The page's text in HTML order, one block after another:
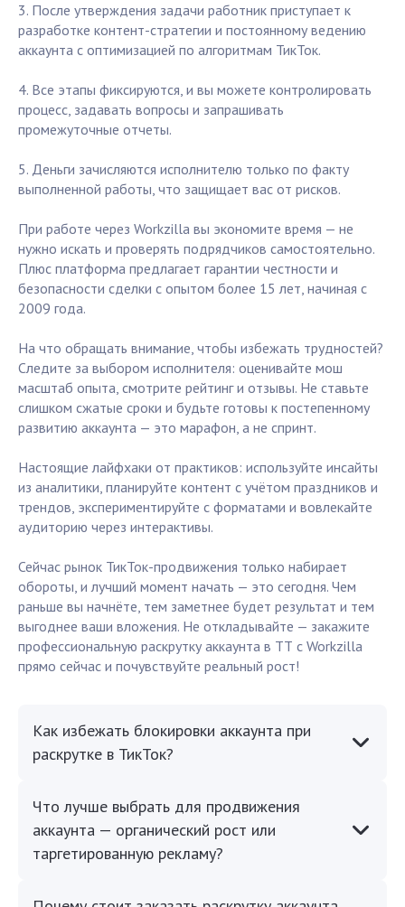
3. После утверждения задачи работник приступает к
разработке контент-стратегии и постоянному ведению
аккаунта с оптимизацией по алгоритмам ТикТок.
4. Все этапы фиксируются, и вы можете контролировать
процесс, задавать вопросы и запрашивать
промежуточные отчеты.
5. Деньги зачисляются исполнителю только по факту
выполненной работы, что защищает вас от рисков.
При работе через Workzilla вы экономите время — не
нужно искать и проверять подрядчиков самостоятельно.
Плюс платформа предлагает гарантии честности и
безопасности сделки с опытом более 15 лет, начиная с
2009 года.
На что обращать внимание, чтобы избежать трудностей?
Следите за выбором исполнителя: оценивайте мош
масштаб опыта, смотрите рейтинг и отзывы. Не ставьте
слишком сжатые сроки и будьте готовы к постепенному
развитию аккаунта — это марафон, а не спринт.
Настоящие лайфхаки от практиков: используйте инсайты
из аналитики, планируйте контент с учётом праздников и
трендов, экспериментируйте с форматами и вовлекайте
аудиторию через интерактивы.
Сейчас рынок ТикТок-продвижения только набирает
обороты, и лучший момент начать — это сегодня. Чем
раньше вы начнёте, тем заметнее будет результат и тем
выгоднее ваши вложения. Не откладывайте — закажите
профессиональную раскрутку аккаунта в ТТ с Workzilla
прямо сейчас и почувствуйте реальный рост!
Как избежать блокировки аккаунта при
раскрутке в ТикТок?
Что лучше выбрать для продвижения
аккаунта — органический рост или
таргетированную рекламу?